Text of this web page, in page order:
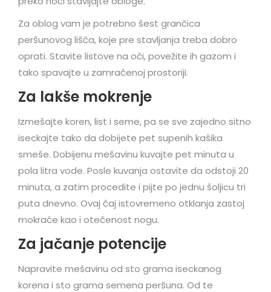
Za oblog vam je potrebno šest grančica
peršunovog lišća, koje pre stavljanja treba dobro
oprati. Stavite listove na oči, povežite ih gazom i
tako spavajte u zamračenoj prostoriji.
Za lakše mokrenje
Izmešajte koren, list i seme, pa se sve zajedno sitno
iseckajte tako da dobijete pet supenih kašika
smeše. Dobijenu mešavinu kuvajte pet minuta u
pola litra vode. Posle kuvanja ostavite da odstoji 20
minuta, a zatim procedite i pijte po jednu šoljicu tri
puta dnevno. Ovaj čaj istovremeno otklanja zastoj
mokraće kao i otečenost nogu.
Za jačanje potencije
Napravite mešavinu od sto grama iseckanog
korena i sto grama semena peršuna. Od te